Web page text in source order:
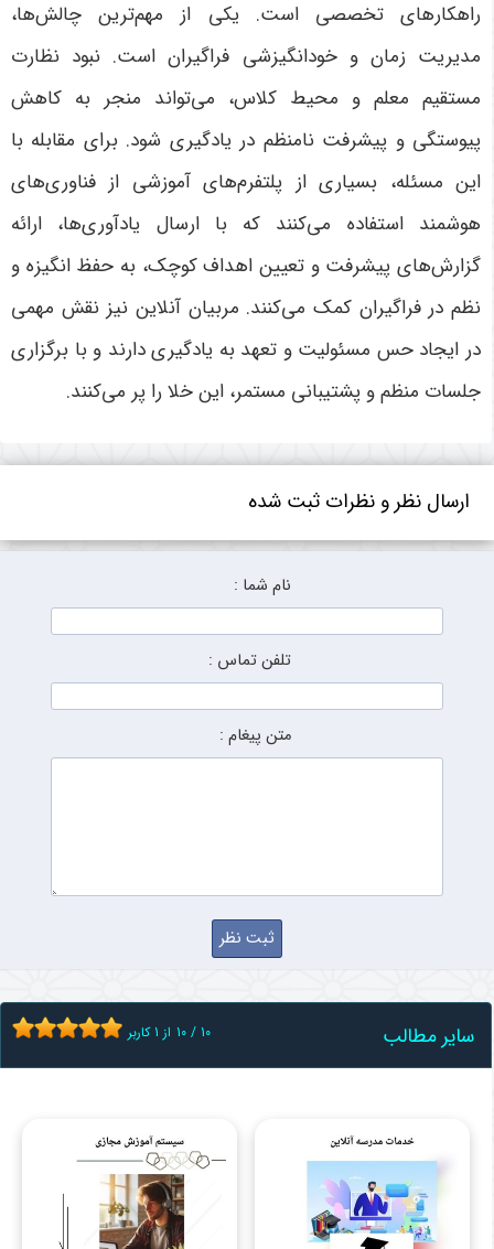
راهکارهای تخصصی است. یکی از مهم‌ترین چالش‌ها،
مدیریت زمان و خودانگیزشی فراگیران است. نبود نظارت
مستقیم معلم و محیط کلاس، می‌تواند منجر به کاهش
پیوستگی و پیشرفت نامنظم در یادگیری شود. برای مقابله با
این مسئله، بسیاری از پلتفرم‌های آموزشی از فناوری‌های
هوشمند استفاده می‌کنند که با ارسال یادآوری‌ها، ارائه
گزارش‌های پیشرفت و تعیین اهداف کوچک، به حفظ انگیزه و
نظم در فراگیران کمک می‌کنند. مربیان آنلاین نیز نقش مهمی
در ایجاد حس مسئولیت و تعهد به یادگیری دارند و با برگزاری
جلسات منظم و پشتیبانی مستمر، این خلا را پر می‌کنند.
ارسال نظر و نظرات ثبت شده
نام شما :
تلفن تماس :
متن پیغام :
سایر مطالب 10 / 10 از 1کاربر